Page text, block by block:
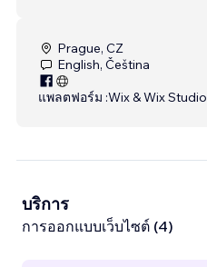
Prague, CZ
English, Čeština
แพลตฟอร์ม :Wix & Wix Studio
บริการ
การออกแบบเว็บไซต์ (4)